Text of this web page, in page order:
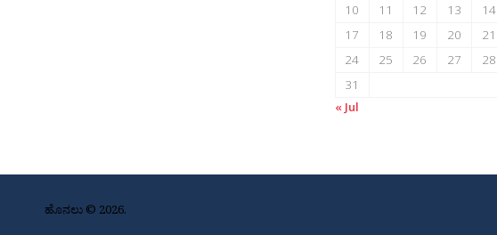
10
11 12 13 14
17
18 19 20 21
24
25 26 27 28
31
« Jul
ಹೊನಲು © 2026.